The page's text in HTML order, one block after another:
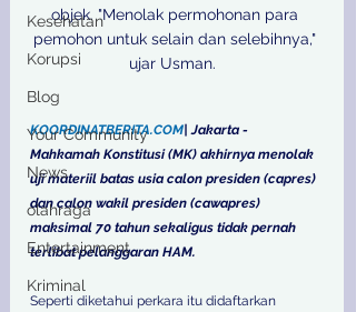
Kesehatan
Korupsi
Blog
Your Community
News
olahraga
Entertainment
Kriminal
objek. "Menolak permohonan para
pemohon untuk selain dan selebihnya,"
ujar Usman.
KOORDINATBERITA.COM| Jakarta -
Mahkamah Konstitusi (MK) akhirnya menolak
uji materiil batas usia calon presiden (capres)
dan calon wakil presiden (cawapres)
maksimal 70 tahun sekaligus tidak pernah
terlibat pelanggaran HAM.
Seperti diketahui perkara itu didaftarkan